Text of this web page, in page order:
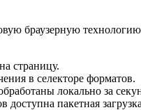
браузерную
страницу.
в селекторе форматов.
локально за
пакетная